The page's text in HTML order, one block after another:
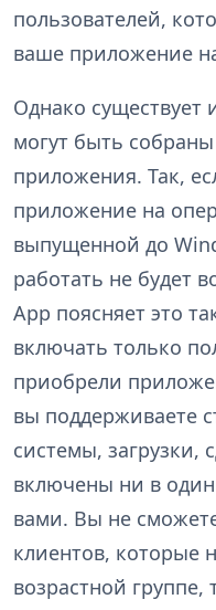
пользователей,
ваше приложение
Однако существует
могут быть
приложения. Так,
приложение на
выпущенной до
работать не будет
App поясняет это
включать только
приобрели
вы поддерживаете
системы, загрузки,
включены ни в
вами. Вы не
клиентов, которые
возрастной группе,